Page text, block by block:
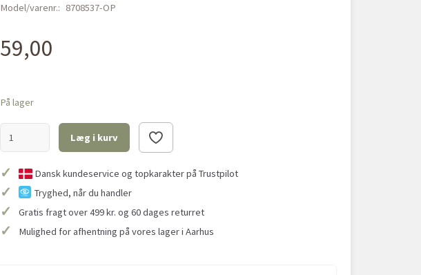
Model/varenr.: 8708537-OP
59,00
På lager
Læg i kurv
✓ Dansk kundeservice og topkarakter på Trustpilot
✓ Tryghed, når du handler
✓ Gratis fragt over 499 kr. og 60 dages returret
✓ Mulighed for afhentning på vores lager i Aarhus